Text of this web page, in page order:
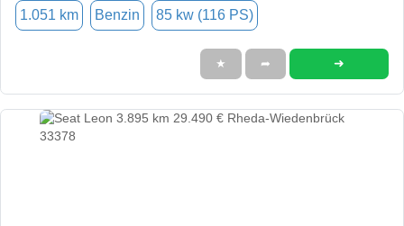
1.051 km Benzin 85 kw (116 PS)
★ ➦ ➜